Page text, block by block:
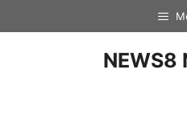
NEWS8